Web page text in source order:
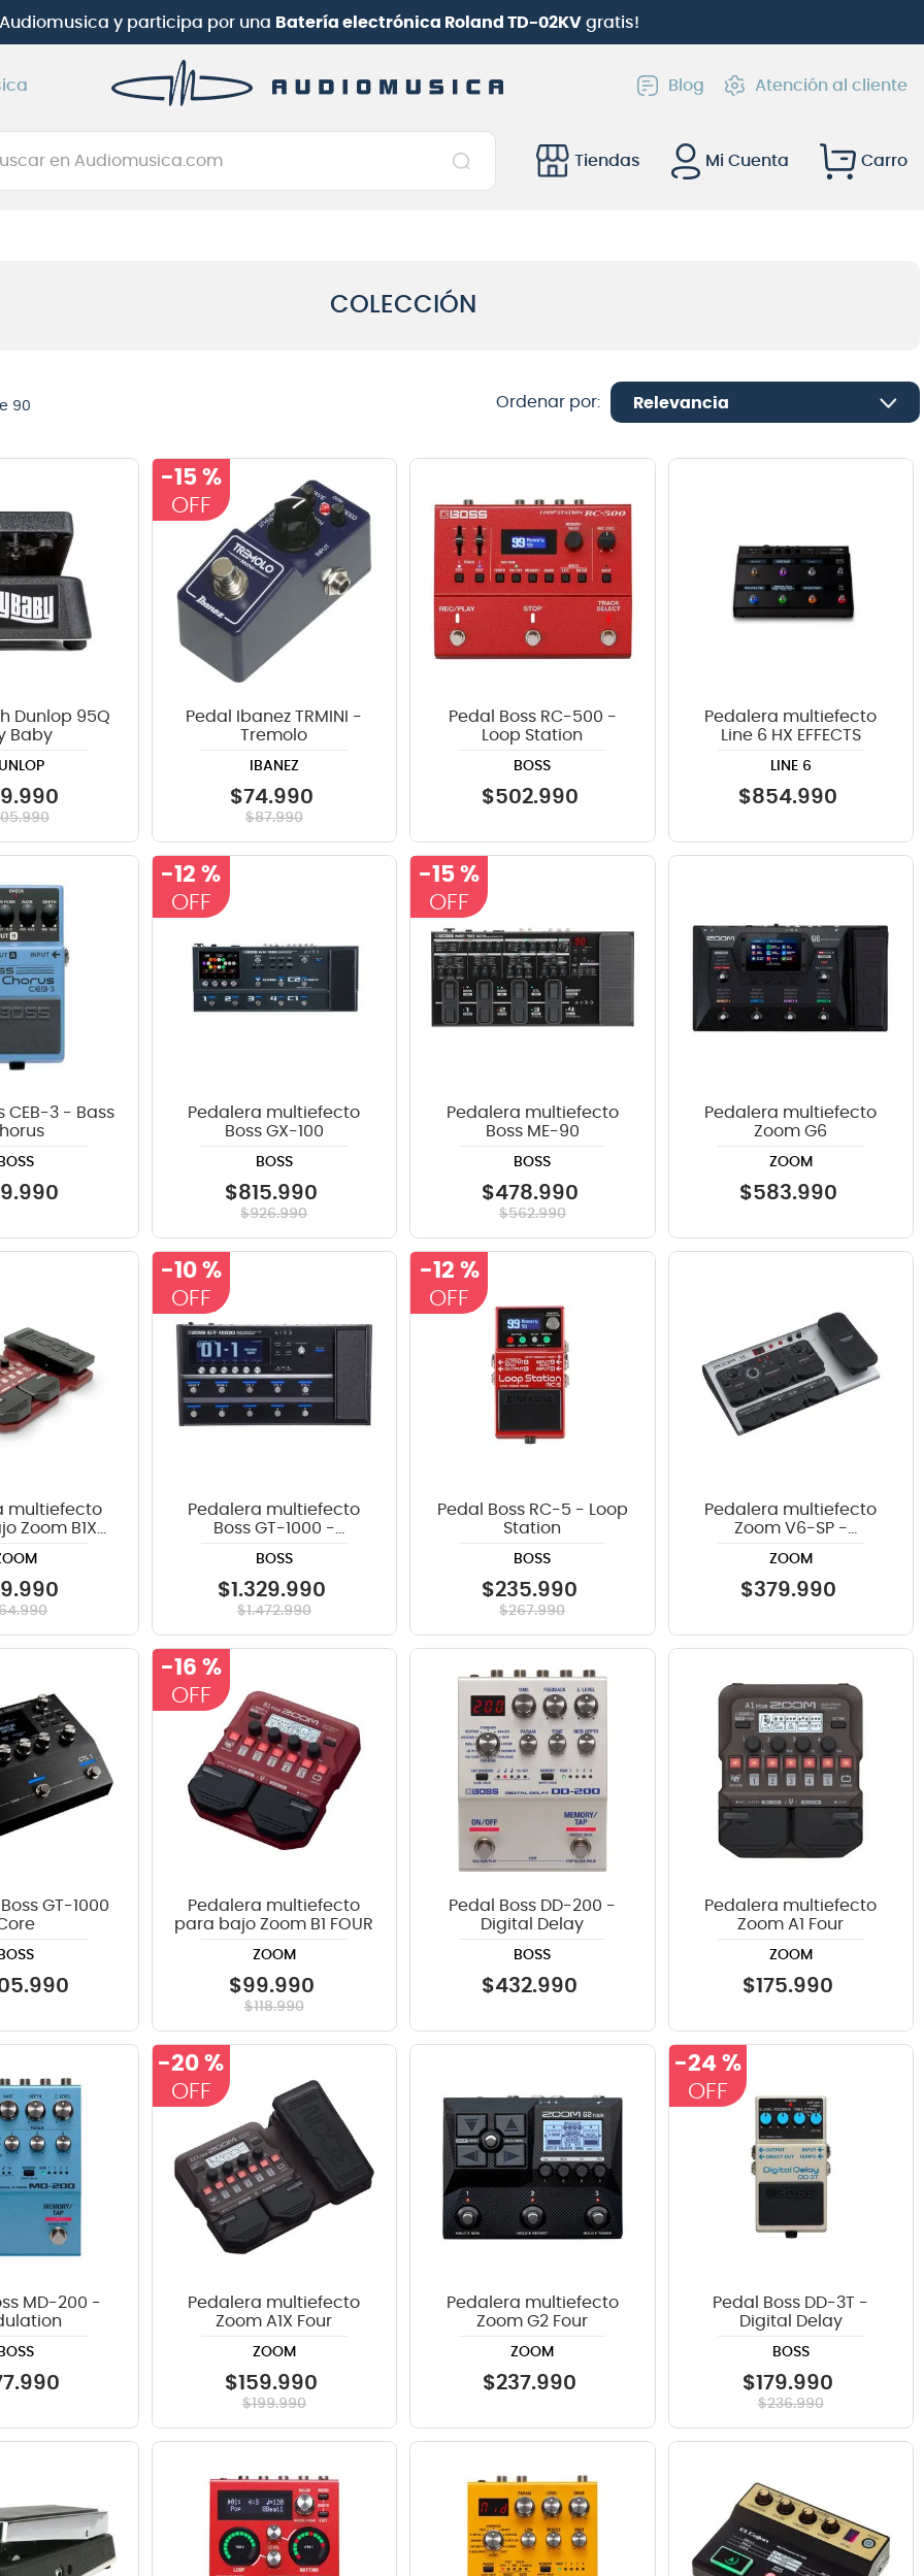
con Santander | Hasta 12 cuotas con Mercado Pago(solo web) | Hasta 6 cuotas con Webpay
Blog Atención al cliente
en Audiomusica.com
Tiendas
Mi Cuenta
COLECCIÓN
90 Relevancia
Dunlop 95Q
Baby
.990
.990
-15 %
Pedal Ibanez TRMINI -
Tremolo
IBANEZ
$74.990
$87.990
Pedal Boss RC-500 -
Loop Station
BOSS
$502.990
Pedalera multiefecto
Line 6 HX EFFECTS
LINE 6
$854.990
CEB-3 - Bass
BOSS
.990
-12 %
Pedalera multiefecto
Boss GX-100
BOSS
$815.990
$926.990
-15 %
Pedalera multiefecto
Boss ME-90
BOSS
$478.990
$562.990
Pedalera multiefecto
Zoom G6
ZOOM
$583.990
multiefecto
Zoom B1X
.990
.990
-10 %
Pedalera multiefecto
Boss GT-1000 -
BOSS
$1 .329.990
$1.472.990
-12 %
Pedal Boss RC-5 - Loop
Station
BOSS
$235.990
$267.990
Pedalera multiefecto
Zoom V6-SP -
ZOOM
$379.990
GT-1000
BOSS
.990
-16 %
Pedalera multiefecto
para bajo Zoom B1 FOUR
ZOOM
$99.990
$118.990
Pedal Boss DD-200 -
Digital Delay
BOSS
$432.990
Pedalera multiefecto
Zoom A1 Four
ZOOM
$175.990
MD-200 -
BOSS
.990
-20 %
Pedalera multiefecto
Zoom A1X Four
ZOOM
$159.990
$199.990
Pedalera multiefecto
Zoom G2 Four
ZOOM
$237.990
-24 %
Pedal Boss DD-3T -
Digital Delay
BOSS
$179.990
$236.990